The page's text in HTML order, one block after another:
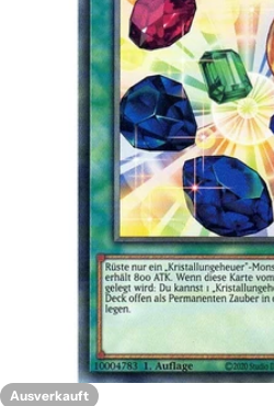
Sie das Medium 0 im
Ausverkauft